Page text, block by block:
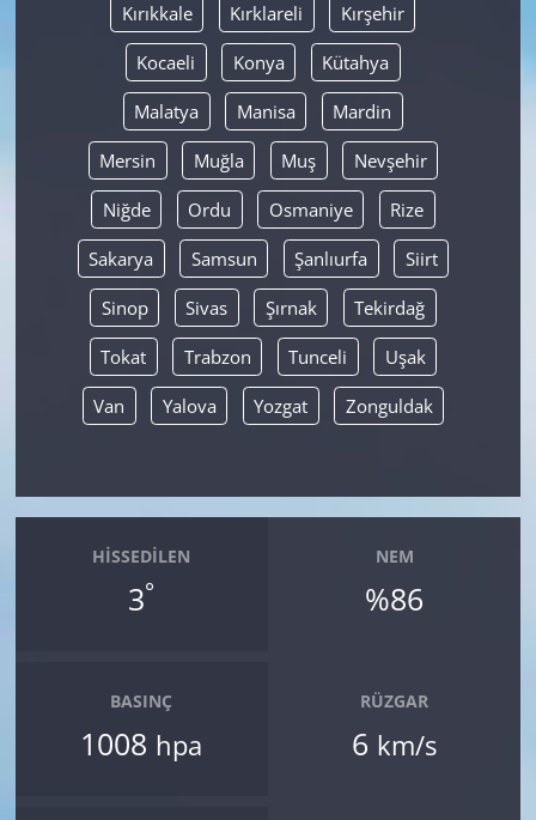
Kırıkkale Kırklareli Kırşehir
Kocaeli Konya Kütahya
Malatya Manisa Mardin
Mersin Muğla Muş Nevşehir
Niğde Ordu Osmaniye Rize
Sakarya Samsun Şanlıurfa Siirt
Sinop Sivas Şırnak Tekirdağ
Tokat Trabzon Tunceli Uşak
Van Yalova Yozgat Zonguldak
HISSEDILEN
3°
NEM
%86
BASINÇ
1008 hpa
RÜZGAR
6 km/s